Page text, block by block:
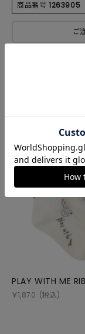
商品番号 1263905
ご
PLAY WITH ME
￥1,870 (税込)